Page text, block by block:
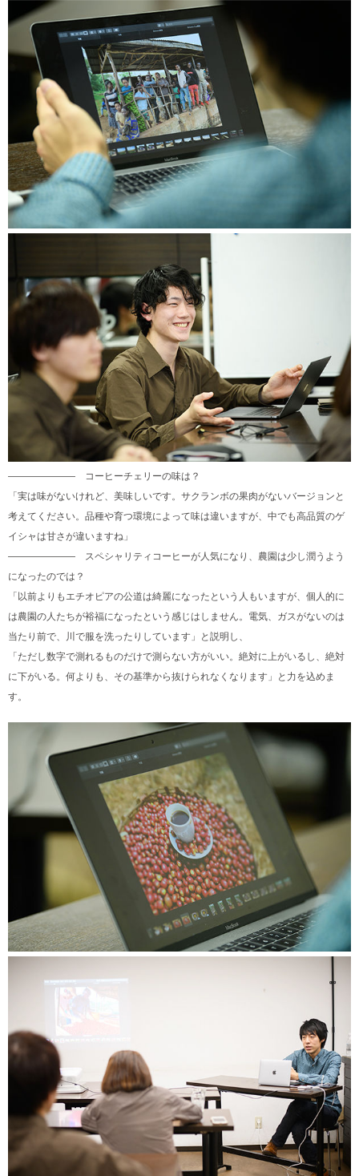
——————— コーヒーチェリーの味は？
「実は味がないけれど、美味しいです。サクランボの果肉がないバージョンと
考えてください。品種や育つ環境によって味は違いますが、中でも高品質のゲ
イシャは甘さが違いますね」
——————— スペシャリティコーヒーが人気になり、農園は少し潤うよう
になったのでは？
「以前よりもエチオピアの公道は綺麗になったという人もいますが、個人的に
は農園の人たちが裕福になったという感じはしません。電気、ガスがないのは
当たり前で、川で服を洗ったりしています」と説明し、
「ただし数字で測れるものだけで測らない方がいい。絶対に上がいるし、絶対
に下がいる。何よりも、その基準から抜けられなくなります」と力を込めま
す。